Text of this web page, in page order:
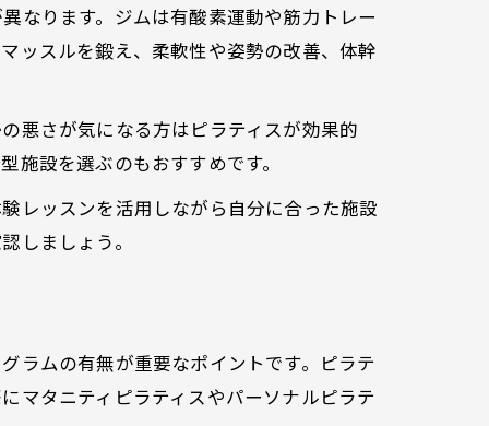
なります。ジムは有酸素運動や筋力トレー
ッスルを鍛え、柔軟性や姿勢の改善、体幹
悪さが気になる方はピラティスが効果的
設を選ぶのもおすすめです。
レッスンを活用しながら自分に合った施設
しましょう。
ラムの有無が重要なポイントです。ピラテ
マタニティピラティスやパーソナルピラテ